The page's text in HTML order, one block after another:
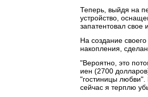
Теперь, выйдя на
устройство,
запатентовал
На создание
накопления,
"Вероятно, это
иен (2700
"гостиницы любви".
сейчас я терплю